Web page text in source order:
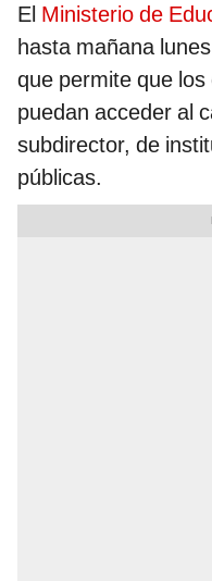
El Ministerio de
hasta mañana
que permite que
puedan acceder al
subdirector, de
públicas.